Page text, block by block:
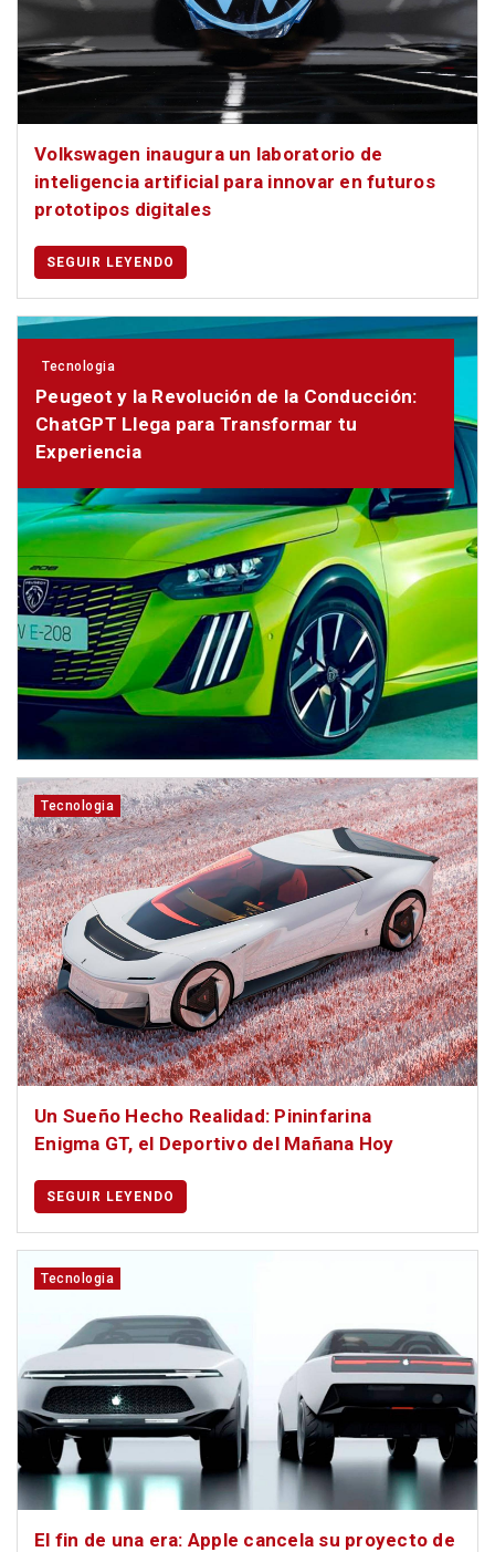
Volkswagen inaugura un laboratorio de
inteligencia artificial para innovar en futuros
prototipos digitales
SEGUIR LEYENDO
Tecnologia
Peugeot y la Revolución de la Conducción:
ChatGPT Llega para Transformar tu
Experiencia
Tecnologia
Un Sueño Hecho Realidad: Pininfarina
Enigma GT, el Deportivo del Mañana Hoy
SEGUIR LEYENDO
Tecnologia
El fin de una era: Apple cancela su proyecto de